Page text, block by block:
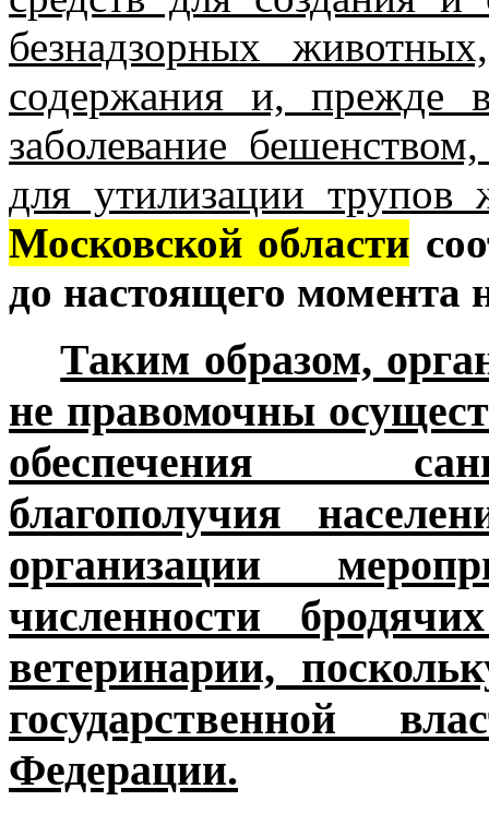
безнадзорных
содержания и, прежде
заболевание
для утилизации трупов
Московской области
до настоящего момента
Таким образом,
не правомочны
обеспечения
благополучия
организации
численности
ветеринарии,
государственной
Федерации.